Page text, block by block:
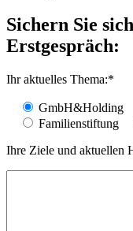
Sichern Sie
Erstgespräch:
Ihr aktuelles Thema:*
GmbH&Holding
Familienstiftung
Ihre Ziele und aktuellen